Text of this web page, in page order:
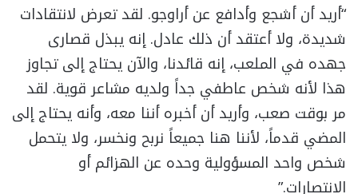
“أريد أن أشجع وأدافع عن أراوجو. لقد تعرض لانتقادات
شديدة، ولا أعتقد أن ذلك عادل. إنه يبذل قصارى
جهده في الملعب، إنه قائدنا، والآن يحتاج إلى تجاوز
هذا لأنه شخص عاطفي جداً ولديه مشاعر قوية. لقد
مر بوقت صعب، وأريد أن أخبره أننا معه، وأنه يحتاج إلى
المضي قدماً، لأننا هنا جميعاً نربح ونخسر، ولا يتحمل
شخص واحد المسؤولية وحده عن الهزائم أو
الانتصارات.”